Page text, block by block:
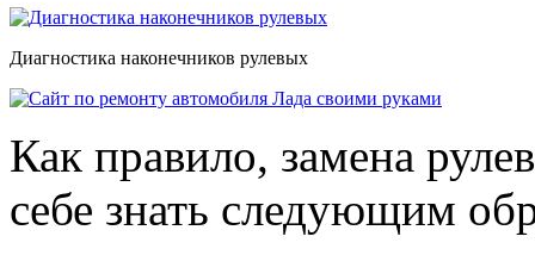
Диагностика наконечников рулевых
Как правило, замена
себе знать следующим